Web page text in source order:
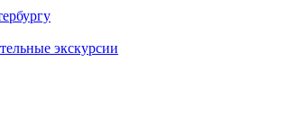
экскурсии